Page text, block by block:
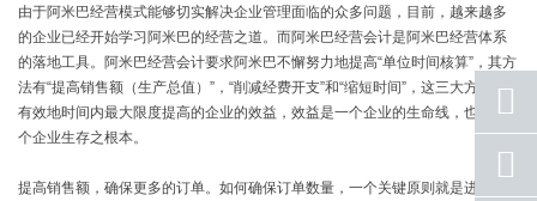
由于阿米巴经营模式能够切实解决企业管理面临的众多问题，目前，越来越多
的企业已经开始学习阿米巴的经营之道。而阿米巴经营会计是阿米巴经营体系
的落地工具。阿米巴经营会计要求阿米巴不懈努力地提高“单位时间核算”，其方
法有“提高销售额（生产总值）”，“削减经费开支”和“缩短时间”，这三大方法在
有效地时间内最大限度提高的企业的效益，效益是一个企业的生命线，也是一
个企业生存之根本。
提高销售额，确保更多的订单。如何确保订单数量，一个关键原则就是进行合
座机
号码